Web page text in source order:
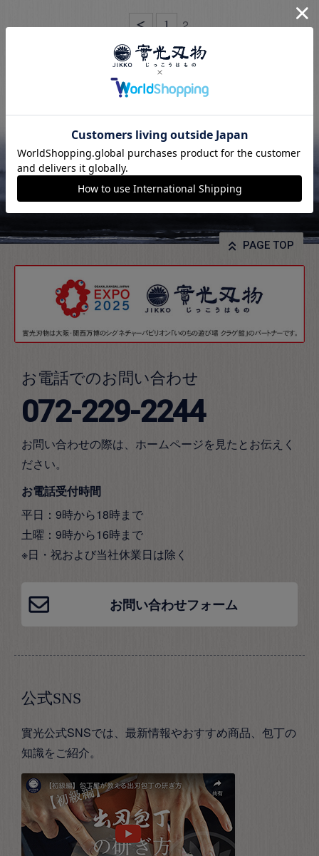
1 2
PAGE TOP
お電話でのお問い合わせ
072-229-2244
お問い合わせの際は、ホームページを見たとお伝えく
ださい。
お電話受付時間
平日：9時から18時まで
土曜：9時から16時まで
※日・祝および当社休業日は除く
お問い合わせフォーム
公式SNS
實光公式SNSでは、最新情報やおすすめ商品、包丁の
知識をご紹介。